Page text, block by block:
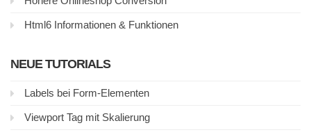
Html6 Informationen & Funktionen
NEUE TUTORIALS
Labels bei Form-Elementen
Viewport Tag mit Skalierung